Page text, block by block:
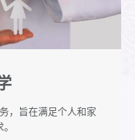
，旨在满足个人和家